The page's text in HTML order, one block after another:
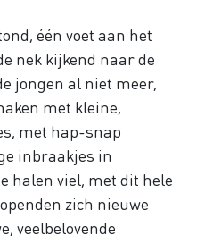
één voet aan het
nek kijkend naar de
jongen al niet meer,
met kleine,
met hap-snap
inbraakjes in
halen viel, met dit hele
zich nieuwe
veelbelovende